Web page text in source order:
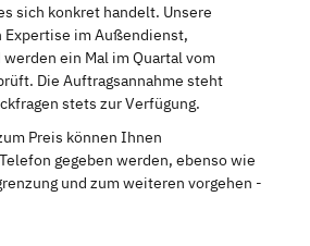
sich konkret handelt. Unsere
Expertise im Außendienst,
ein Mal im Quartal vom
Die Auftragsannahme steht
stets zur Verfügung.
Preis können Ihnen
gegeben werden, ebenso wie
und zum weiteren vorgehen -